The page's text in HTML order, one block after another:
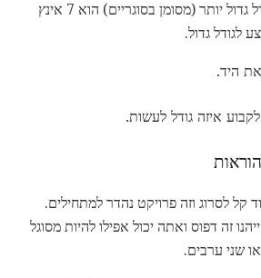
נערה או אישה קטנה. גודל גדול יותר (מסומן בסוגריים) הוא 7 אינץ
לגודל גדול.
היד.
איזה גודל לעשות.
קל לסרוג וזה פרויקט נהדר למתחילים.
אפילו מנוסים knitters ייהנו זה דפוס ואתה יכול אפילו להיות מסוגל
שני ערבים.